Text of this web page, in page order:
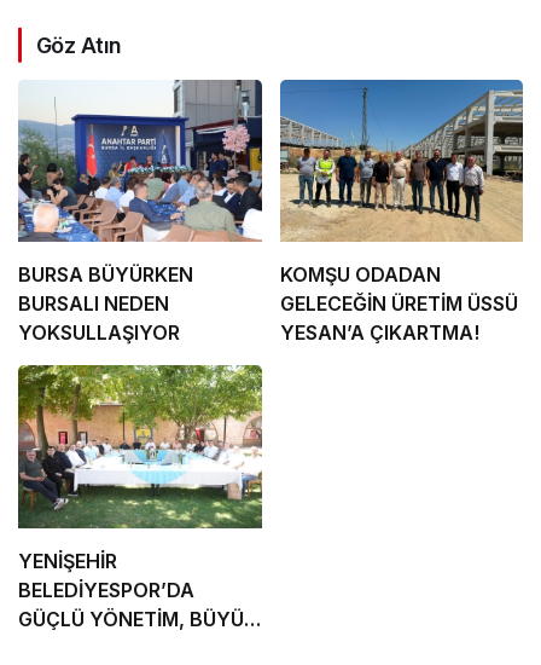
Göz Atın
BURSA BÜYÜRKEN
BURSALI NEDEN
YOKSULLAŞIYOR
KOMŞU ODADAN
GELECEĞİN ÜRETİM ÜSSÜ
YESAN’A ÇIKARTMA!
YENİŞEHİR
BELEDİYESPOR’DA
GÜÇLÜ YÖNETİM, BÜYÜK